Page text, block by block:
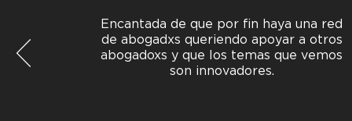
Encantada de que por fin haya una red
de abogadxs queriendo apoyar a otros
abogadoxs y que los temas que vemos
son innovadores.